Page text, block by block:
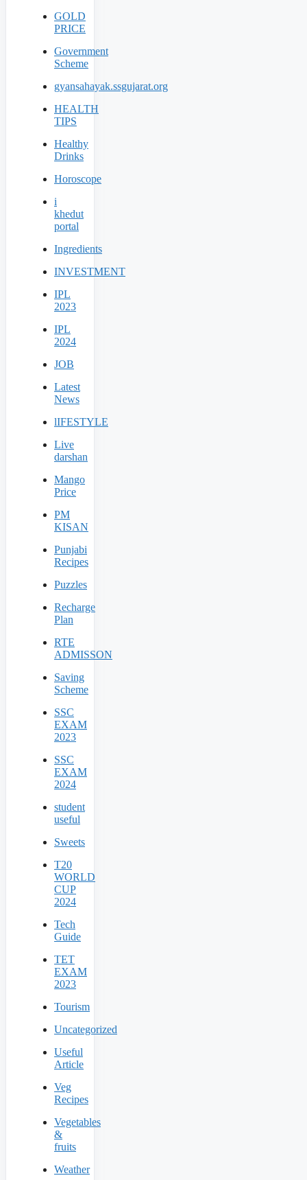
GOLD
PRICE
Government
Scheme
gyansahayak.ssgujarat.org
HEALTH
TIPS
Healthy
Drinks
Horoscope
i
khedut
portal
Ingredients
INVESTMENT
IPL
2023
IPL
2024
JOB
Latest
News
lIFESTYLE
Live
darshan
Mango
Price
PM
KISAN
Punjabi
Recipes
Puzzles
Recharge
Plan
RTE
ADMISSON
Saving
Scheme
SSC
EXAM
2023
SSC
EXAM
2024
student
useful
Sweets
T20
WORLD
CUP
2024
Tech
Guide
TET
EXAM
2023
Tourism
Uncategorized
Useful
Article
Veg
Recipes
Vegetables
&
fruits
Weather